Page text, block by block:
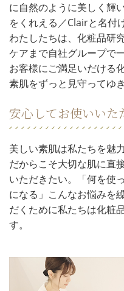
に自然のように美しく輝
をくれえる／Clairと名付
わたしたちは、化粧品研
ケアまで自社グループで
お客様にご満足いだける
素肌をずっと見守ってゆき
安心してお使いいた
美しい素肌は私たちを魅
だからこそ大切な肌に直
いただきたい。「何を使
になる」こんなお悩みを
だくために私たちは化粧
す。